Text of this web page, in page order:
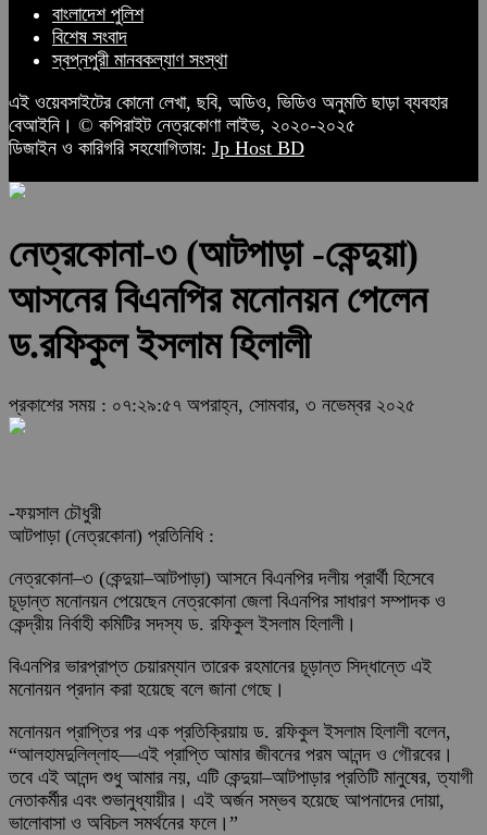
বাংলাদেশ পুলিশ
বিশেষ সংবাদ
স্বপ্নপুরী মানবকল্যাণ সংস্থা
এই ওয়েবসাইটের কোনো লেখা, ছবি, অডিও, ভিডিও অনুমতি ছাড়া ব্যবহার
বেআইনি। © কপিরাইট নেত্রকোণা লাইভ, ২০২০-২০২৫
ডিজাইন ও কারিগরি সহযোগিতায়: Jp Host BD
নেত্রকোনা-৩ (আটপাড়া -কেন্দুয়া)
আসনের বিএনপির মনোনয়ন পেলেন
ড.রফিকুল ইসলাম হিলালী
প্রকাশের সময় : ০৭:২৯:৫৭ অপরাহ্ন, সোমবার, ৩ নভেম্বর ২০২৫
-ফয়সাল চৌধুরী
আটপাড়া (নেত্রকোনা) প্রতিনিধি :
নেত্রকোনা–৩ (কেন্দুয়া–আটপাড়া) আসনে বিএনপির দলীয় প্রার্থী হিসেবে
চূড়ান্ত মনোনয়ন পেয়েছেন নেত্রকোনা জেলা বিএনপির সাধারণ সম্পাদক ও
কেন্দ্রীয় নির্বাহী কমিটির সদস্য ড. রফিকুল ইসলাম হিলালী।
বিএনপির ভারপ্রাপ্ত চেয়ারম্যান তারেক রহমানের চূড়ান্ত সিদ্ধান্তে এই
মনোনয়ন প্রদান করা হয়েছে বলে জানা গেছে।
মনোনয়ন প্রাপ্তির পর এক প্রতিক্রিয়ায় ড. রফিকুল ইসলাম হিলালী বলেন,
“আলহামদুলিল্লাহ—এই প্রাপ্তি আমার জীবনের পরম আনন্দ ও গৌরবের।
তবে এই আনন্দ শুধু আমার নয়, এটি কেন্দুয়া–আটপাড়ার প্রতিটি মানুষের, ত্যাগী
নেতাকর্মীর এবং শুভানুধ্যায়ীর। এই অর্জন সম্ভব হয়েছে আপনাদের দোয়া,
ভালোবাসা ও অবিচল সমর্থনের ফলে।”